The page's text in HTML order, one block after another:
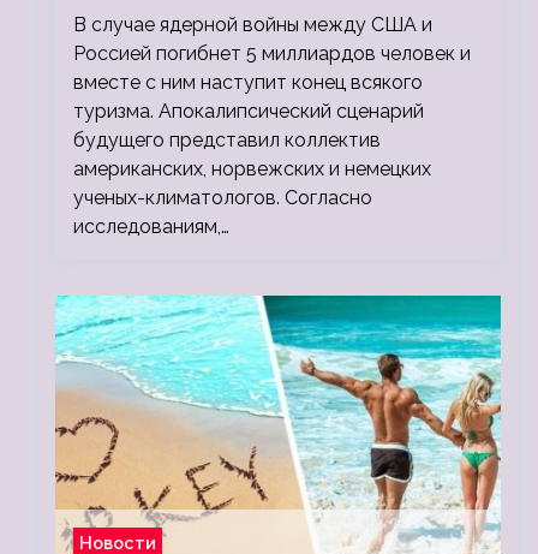
миллионов, а потом 5 миллиардов
людей
В случае ядерной войны между США и
Россией погибнет 5 миллиардов человек и
вместе с ним наступит конец всякого
туризма. Апокалипсический сценарий
будущего представил коллектив
американских, норвежских и немецких
ученых-климатологов. Согласно
исследованиям,…
Новости